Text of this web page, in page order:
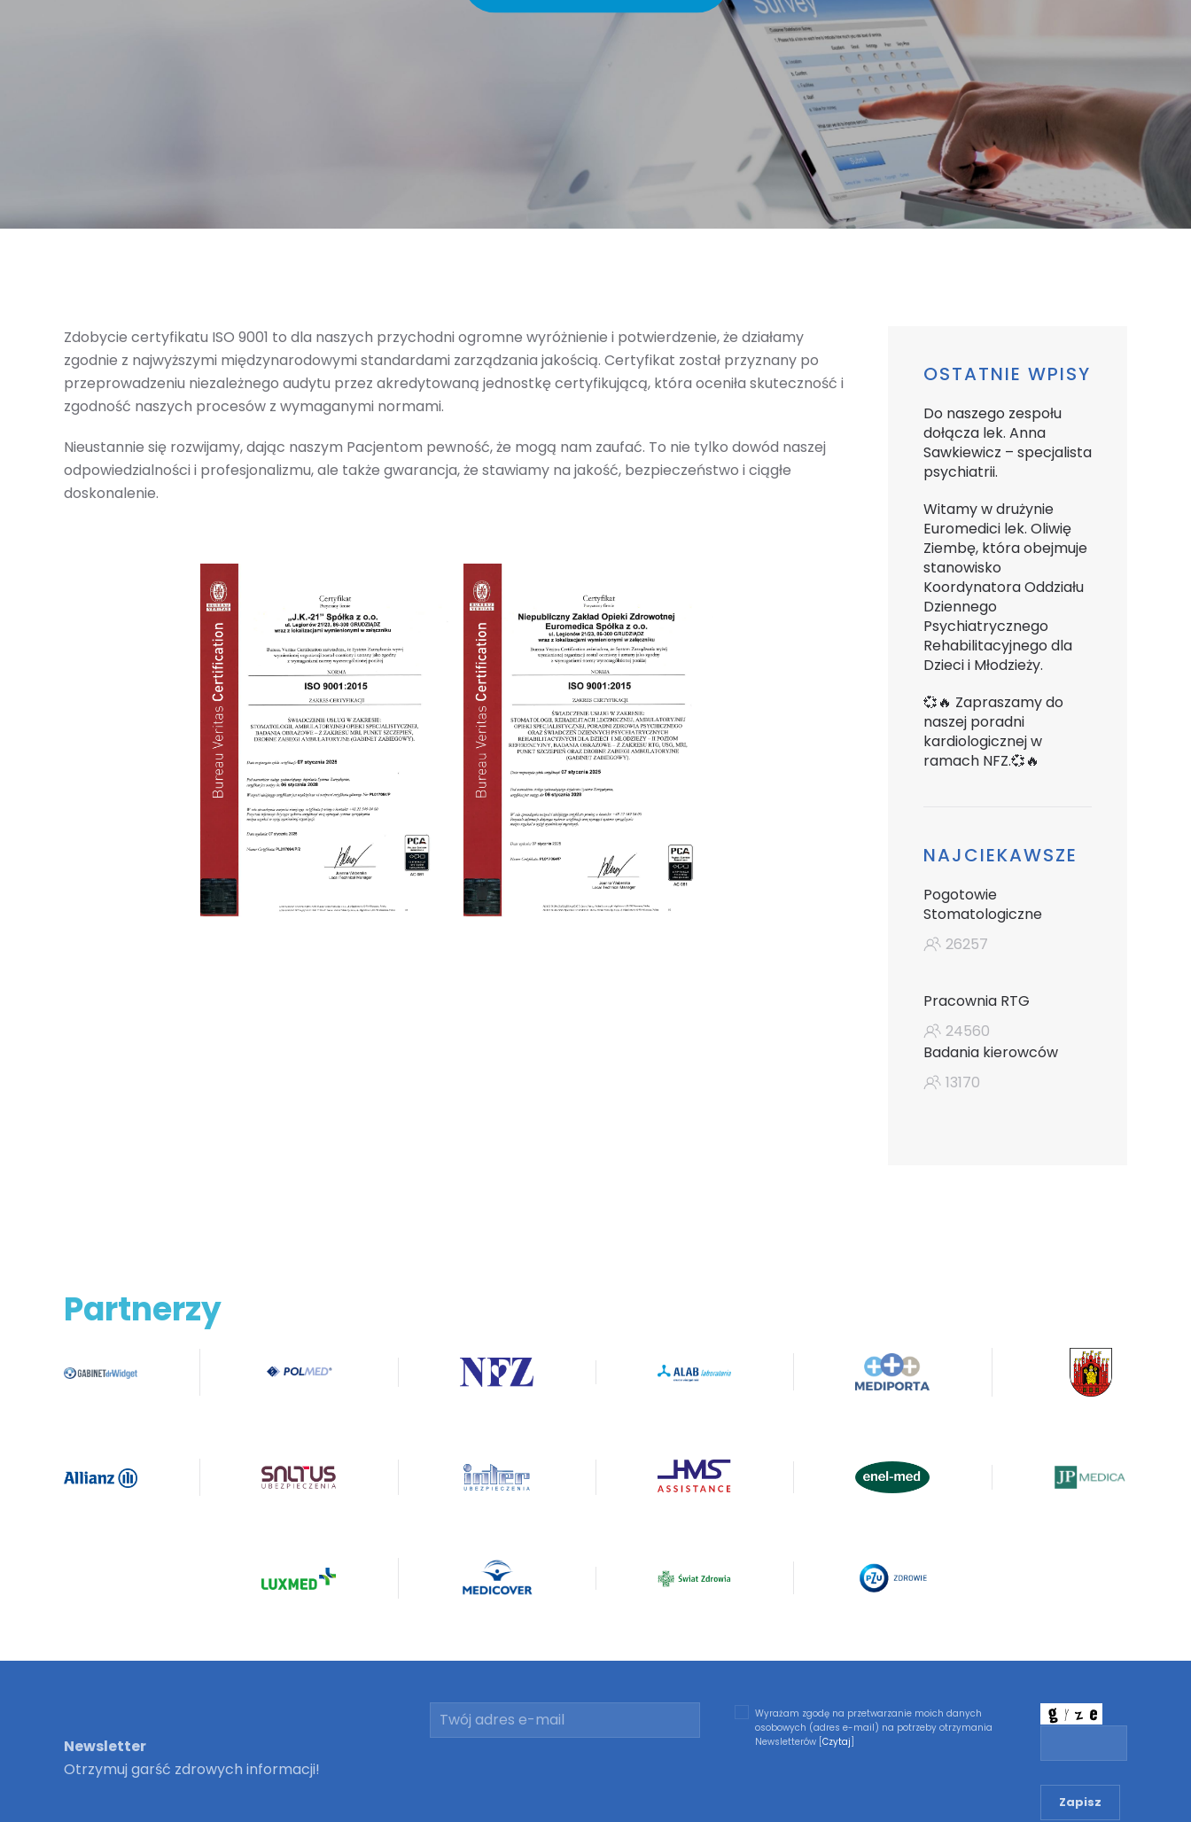
Zdobycie certyfikatu ISO 9001 to dla naszych przychodni ogromne wyróżnienie i potwierdzenie, że działamy
zgodnie z najwyższymi międzynarodowymi standardami zarządzania jakością. Certyfikat został przyznany po
przeprowadzeniu niezależnego audytu przez akredytowaną jednostkę certyfikującą, która oceniła skuteczność i
zgodność naszych procesów z wymaganymi normami.
Nieustannie się rozwijamy, dając naszym Pacjentom pewność, że mogą nam zaufać. To nie tylko dowód naszej
odpowiedzialności i profesjonalizmu, ale także gwarancja, że stawiamy na jakość, bezpieczeństwo i ciągłe
doskonalenie.
OSTATNIE WPISY
Do naszego zespołu
dołącza lek. Anna
Sawkiewicz – specjalista
psychiatrii.
Witamy w drużynie
Euromedici lek. Oliwię
Ziembę, która obejmuje
stanowisko
Koordynatora Oddziału
Dziennego
Psychiatrycznego
Rehabilitacyjnego dla
Dzieci i Młodzieży.
💞🔥 Zapraszamy do
naszej poradni
kardiologicznej w
ramach NFZ.💞🔥
NAJCIEKAWSZE
Pogotowie
Stomatologiczne
26257
Pracownia RTG
24560
Badania kierowców
13170
Partnerzy
Newsletter
Otrzymuj garść zdrowych informacji!
Wyrażam zgodę na przetwarzanie moich danych
osobowych (adres e-mail) na potrzeby otrzymania
Newsletterów [Czytaj]
Zapisz